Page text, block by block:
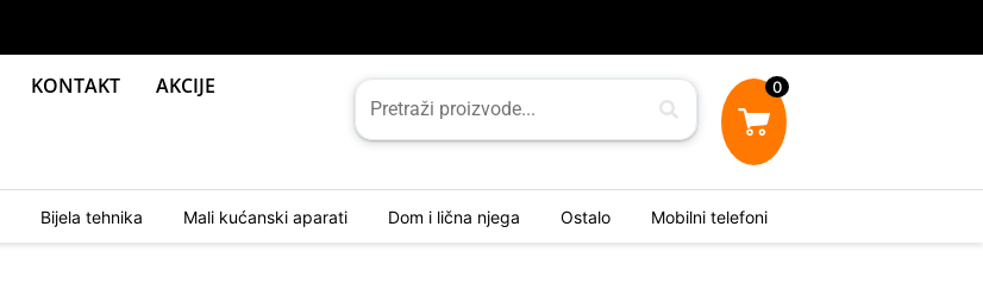
KONTAKT AKCIJE 0
Bijela tehnika Mali kućanski aparati Dom i lična njega Ostalo Mobilni telefoni